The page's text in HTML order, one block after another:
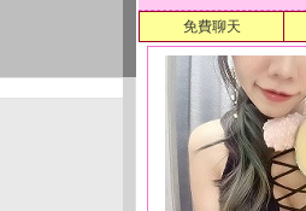
免費聊天